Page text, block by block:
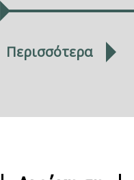
Περισσότερα